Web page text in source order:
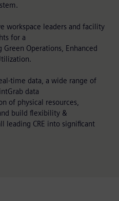
workspace leaders and facility
for a
Operations, Enhanced
time data, a wide range of
data
of physical resources,
build flexibility &
leading CRE into significant